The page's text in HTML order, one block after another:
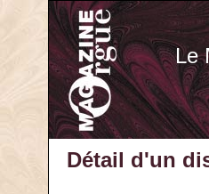
Le
Détail d'un